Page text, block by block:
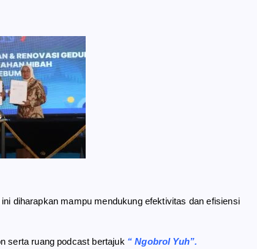
diharapkan mampu mendukung efektivitas dan efisiensi
serta ruang podcast bertajuk “ Ngobrol Yuh”.